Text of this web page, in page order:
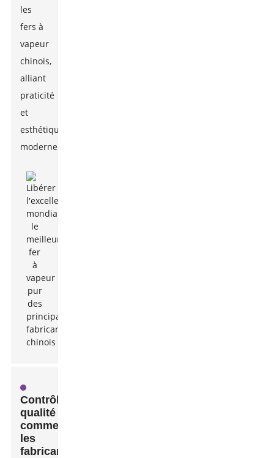
les
fers à
vapeur
chinois,
alliant
praticité
et
esthétique
moderne.
Contrôle
qualité :
comment
les
fabricants